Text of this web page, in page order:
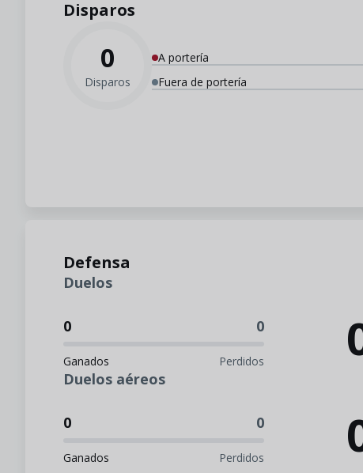
Disparos
0
Disparos
A portería
Fuera de portería
Defensa
Duelos
0 0
Ganados Perdidos
Duelos aéreos
0 0
Ganados Perdidos